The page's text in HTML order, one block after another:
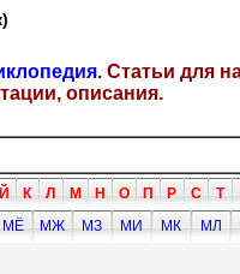
. Статьи для
описания.
Й К Л М Н О П Р С Т
МЁ МЖ МЗ МИ МК МЛ